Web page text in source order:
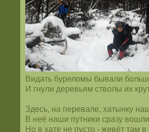
Видать буреломы бывали
И гнули деревьям стволы их
Здесь, на перевале, хатынку
В неё наши путники сразу
Но в хате не пусто - живёт там в